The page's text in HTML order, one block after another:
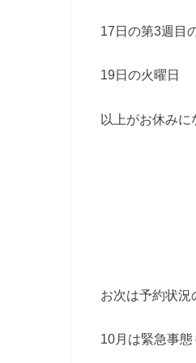
17日の第3週目
19日の火曜日
以上がお休みに
お次は予約状況
10月は緊急事